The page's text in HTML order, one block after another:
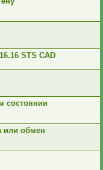
STS CAD
состоянии
или обмен